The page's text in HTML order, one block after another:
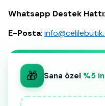
Whatsapp Destek Hattı:
E-Posta:
🎁 Sana özel %5